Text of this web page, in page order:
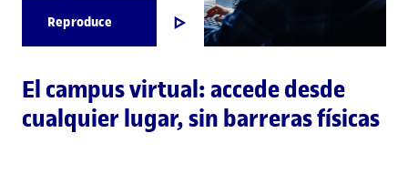
Reproduce
El campus virtual: accede desde
cualquier lugar, sin barreras físicas